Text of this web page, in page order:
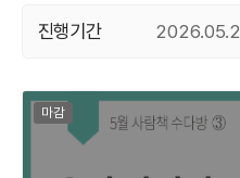
진행기간
마감
마감된 프로그램